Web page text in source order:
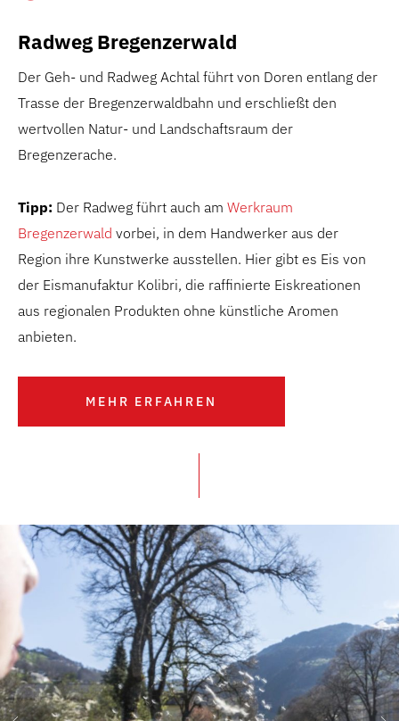
Radweg Bregenzerwald
Der Geh- und Radweg Achtal führt von Doren entlang der
Trasse der Bregenzerwaldbahn und erschließt den
wertvollen Natur- und Landschaftsraum der
Bregenzerache.
Tipp: Der Radweg führt auch am Werkraum
Bregenzerwald vorbei, in dem Handwerker aus der
Region ihre Kunstwerke ausstellen. Hier gibt es Eis von
der Eismanufaktur Kolibri, die raffinierte Eiskreationen
aus regionalen Produkten ohne künstliche Aromen
anbieten.
MEHR ERFAHREN